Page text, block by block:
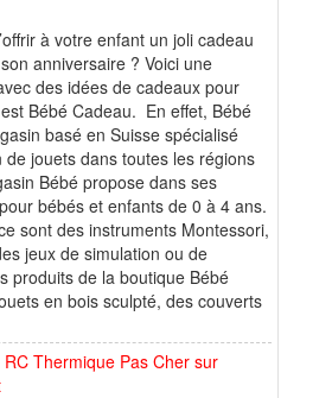
à votre enfant un joli cadeau
anniversaire ? Voici une
des idées de cadeaux pour
Bébé Cadeau. En effet, Bébé
basé en Suisse spécialisé
de jouets dans toutes les régions
Bébé propose dans ses
bébés et enfants de 0 à 4 ans.
sont des instruments Montessori,
jeux de simulation ou de
produits de la boutique Bébé
en bois sculpté, des couverts
Thermique Pas Cher sur